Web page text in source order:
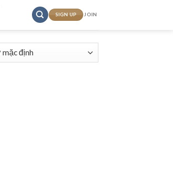
SIGN UP JOIN